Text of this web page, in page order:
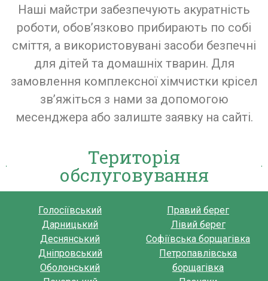
Наші майстри забезпечують акуратність
роботи, обов’язково прибирають по собі
сміття, а використовувані засоби безпечні
для дітей та домашніх тварин. Для
замовлення комплексної хімчистки крісел
зв’яжіться з нами за допомогою
месенджера або залиште заявку на сайті.
Територія
обслуговування
Голосіївський
Дарницький
Деснянський
Дніпровський
Оболонський
Правий берег
Лівий берег
Софіївська борщагівка
Петропавлівська
борщагівка